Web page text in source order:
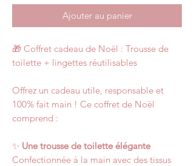
Ajouter au panier
🎁 Coffret cadeau de Noël : Trousse de
toilette + lingettes réutilisables
Offrez un cadeau utile, responsable et
100% fait main ! Ce coffret de Noël
comprend :
✨ Une trousse de toilette élégante
Confectionnée à la main avec des tissus